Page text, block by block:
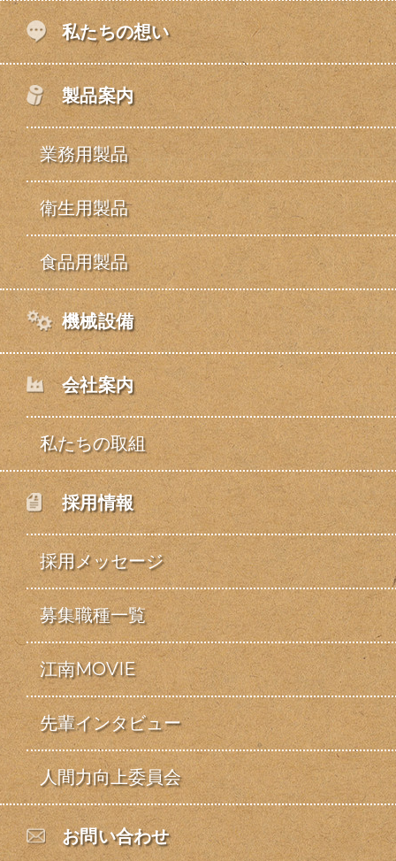
私たちの想い
製品案内
業務用製品
衛生用製品
食品用製品
機械設備
会社案内
私たちの取組
採用情報
採用メッセージ
募集職種一覧
江南MOVIE
先輩インタビュー
人間力向上委員会
お問い合わせ